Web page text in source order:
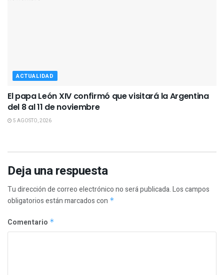
ACTUALIDAD
El papa León XIV confirmó que visitará la Argentina
del 8 al 11 de noviembre
5 AGOSTO, 2026
Deja una respuesta
Tu dirección de correo electrónico no será publicada.Los campos
obligatorios están marcados con *
Comentario *